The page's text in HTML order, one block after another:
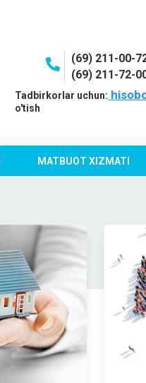
(69) 211-00-
(69) 211-72-
Tadbirkorlar uchun:
o'tish
MATBUOT XIZMATI